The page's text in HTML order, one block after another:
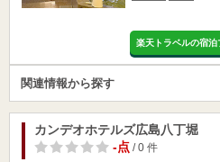
楽天トラベルの宿泊
関連情報から探す
カンデオホテルズ広島八丁堀
-点/ 0 件